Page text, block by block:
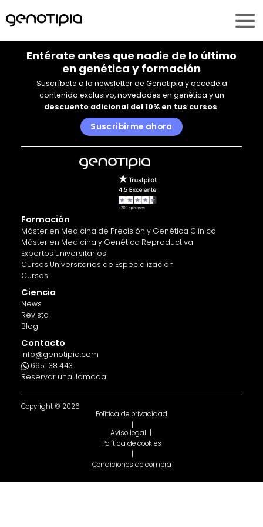
al
Entérate antes que nadie de lo último
en genética y formación
Suscríbete a la newsletter de Genotipia y accede a
contenido exclusivo, novedades en genética y un
descuento adicional del 10% en tus cursos.
Suscribirme ahora
Formación
Máster en Medicina de Precisión y Genética Clínica
Máster en Medicina y Genética Reproductiva
Expertos universitarios
Cursos Universitarios de Especialización
Cursos
Ciencia
News
Revista
Blog
Contacto
info@genotipia.com
695 138 443
Reservar una llamada
Copyright © 2026
Política de privacidad
|
Aviso legal |
Política de cookies
|
Condiciones de compra